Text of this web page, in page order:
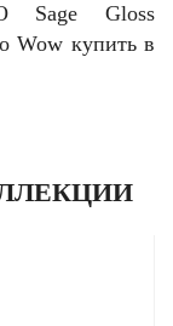
Sage Gloss
Wow купить в